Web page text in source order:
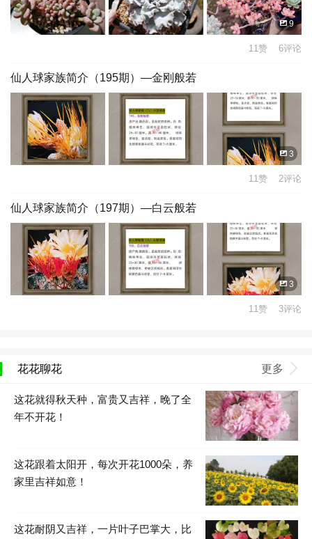
9
11赞 6评论
仙人球家族简介（195期）—金刚般若
3
11赞 2评论
仙人球家族简介（197期）—白云般若
3
11赞 3评论
花花聊花 更多
这花就得秋天种，富贵又吉祥，晚了全
年不开花！
这花跟着太阳开，每次开花1000朵，养
家里吉祥如意！
这花耐阴又吉祥，一片叶子巴掌大，比